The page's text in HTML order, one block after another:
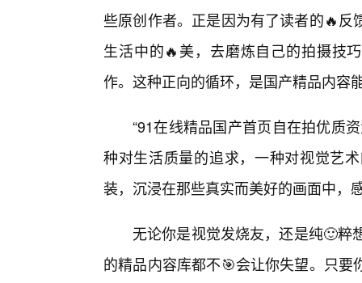
些原创作者。正是因为有了读者的🔥
生活中的🔥美，去磨炼自己的拍摄技
作。这种正向的循环，是国产精品内容
“91在线精品国产首页自在拍优质
种对生活质量的追求，一种对视觉艺
装，沉浸在那些真实而美好的画面中，
无论你是视觉发烧友，还是纯🙂粹
的精品内容库都不🎯会让你失望。只